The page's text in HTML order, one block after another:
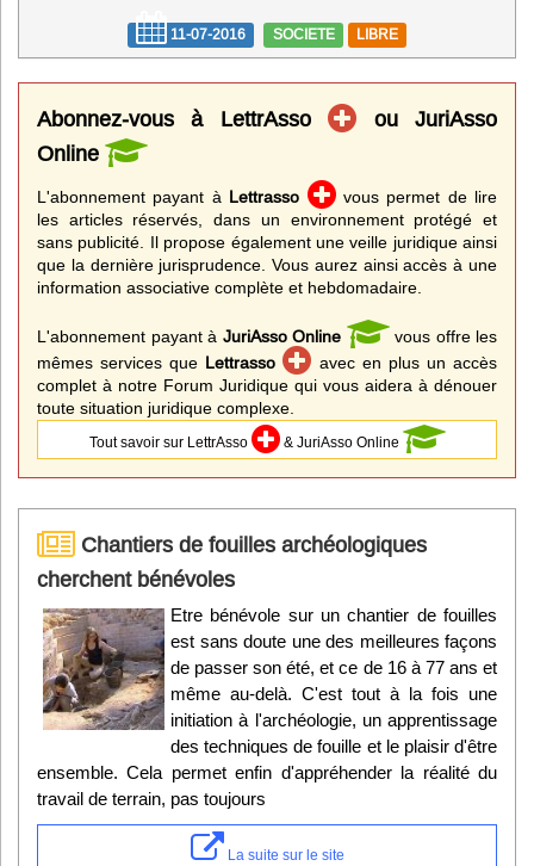
Divers
Abo Lettrasso
Désabo Lettrasso
Nous contacter
11-07-2016 SOCIETE LIBRE
Abonnez-vous à LettrAsso
ou JuriAsso
Online
L'abonnement payant à Lettrasso
vous permet de lire
les articles réservés, dans un environnement protégé et
sans publicité. Il propose également une veille juridique ainsi
que la dernière jurisprudence. Vous aurez ainsi accès à une
information associative complète et hebdomadaire.
L'abonnement payant à JuriAsso Online
vous offre les
mêmes services que Lettrasso
avec en plus un accès
complet à notre Forum Juridique qui vous aidera à dénouer
toute situation juridique complexe.
Tout savoir sur LettrAsso & JuriAsso Online
Chantiers de fouilles archéologiques
cherchent bénévoles
Etre bénévole sur un chantier de fouilles
est sans doute une des meilleures façons
de passer son été, et ce de 16 à 77 ans et
même au-delà. C'est tout à la fois une
initiation à l'archéologie, un apprentissage
des techniques de fouille et le plaisir d'être
ensemble. Cela permet enfin d'appréhender la réalité du
travail de terrain, pas toujours
La suite sur le site